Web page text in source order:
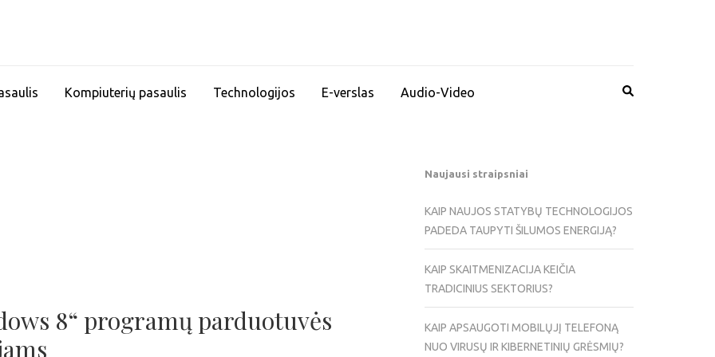
Kompiuterių pasaulis Technologijos E-verslas Audio-Video
8“ programų parduotuvės
Naujausi straipsniai
KAIP NAUJOS STATYBŲ TECHNOLOGIJOS
PADEDA TAUPYTI ŠILUMOS ENERGIJĄ?
KAIP SKAITMENIZACIJA KEIČIA
TRADICINIUS SEKTORIUS?
KAIP APSAUGOTI MOBILŲJĮ TELEFONĄ
NUO VIRUSŲ IR KIBERNETINIŲ GRĖSMIŲ?